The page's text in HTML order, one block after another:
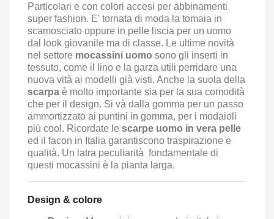
Particolari e con colori accesi per abbinamenti
super fashion. E' tornata di moda la tomaia in
scamosciato oppure in pelle liscia per un uomo
dal look giovanile ma di classe. Le ultime novità
nel settore mocassini uomo sono gli inserti in
tessuto, come il lino e la garza utili perridare una
nuova vità ai modelli già visti. Anche la suola della
scarpa è molto importante sia per la sua comodità
che per il design. Si và dalla gomma per un passo
ammortizzato ai puntini in gomma, per i modaioli
più cool. Ricordate le scarpe uomo in vera pelle
ed il facon in Italia garantiscono traspirazione e
qualità. Un latra peculiarità fondamentale di
questi mocassini è la pianta larga.
Design & colore